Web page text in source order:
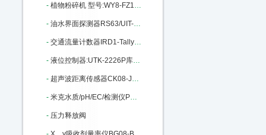
- 植物粉碎机 型号:WY8-FZ102库号：M11164
- 油水界面探测器RS63/UIT-200库号：M205958
- 交通流量计数器IRD1-Tally-2库号：M268951
- 液位控制器:UTK-2226P库号：M299373
- 超声波距离传感器CK08-JCS1501：M312598
- 米克水质/pH/EC/检测仪PX22-801：M322544
- 压力释放阀